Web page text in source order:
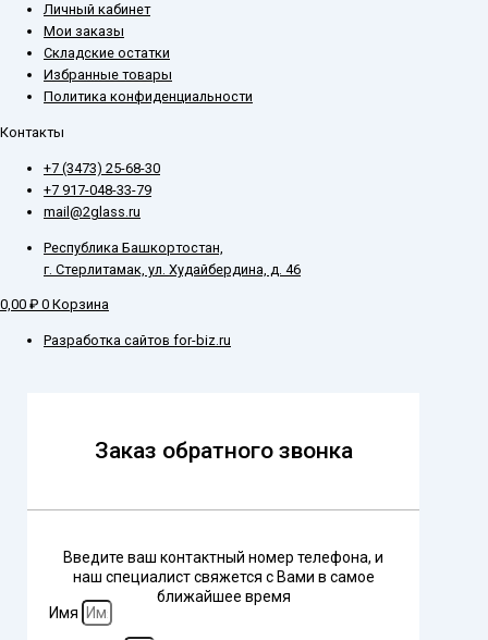
Личный кабинет
Мои заказы
Складские остатки
Избранные товары
Политика конфиденциальности
Контакты
+7 (3473) 25-68-30
+7 917-048-33-79
mail@2glass.ru
Республика Башкортостан,
г. Стерлитамак, ул. Худайбердина, д. 46
0,00 ₽ 0 Корзина
Разработка сайтов for-biz.ru
Заказ обратного звонка
Введите ваш контактный номер телефона, и
наш специалист свяжется с Вами в самое
ближайшее время
Имя